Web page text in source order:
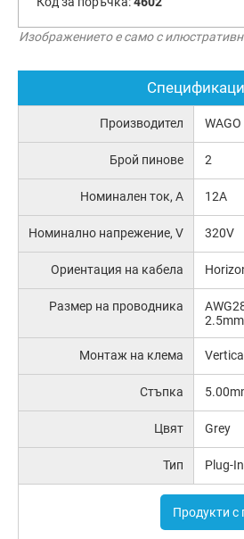
Изображението е само с
Производител WAGO
Брой пинове 2
Номинален ток, А 12A
Номинално напрежение, V 320V
Ориентация на кабела
Размер на проводника
Монтаж на клема Vertical
Стъпка
Цвят Grey
Тип Plug-In
Продукти с